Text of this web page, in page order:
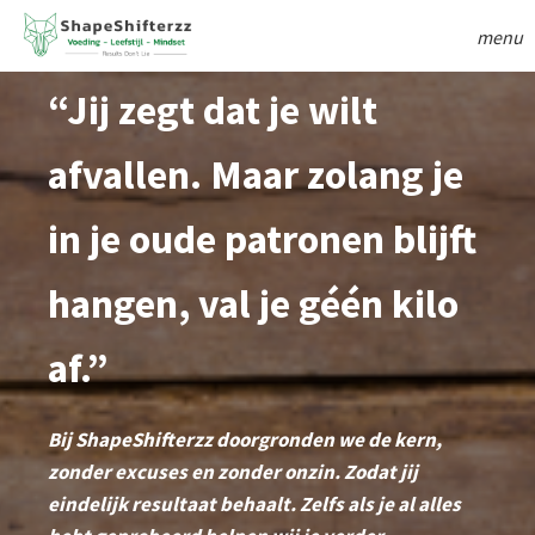
menu
“Jij zegt dat je wilt
afvallen. Maar zolang je
in je oude patronen blijft
hangen, val je géén kilo
af.”
Bij ShapeShifterzz doorgronden we de kern,
zonder excuses en zonder onzin. Zodat jij
eindelijk resultaat behaalt. Zelfs als je al alles
policy
zijn
om
te
Ze
gebruikt
deze